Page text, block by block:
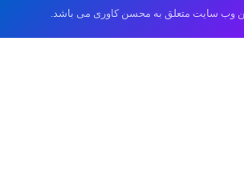
وب سایت متعلق به محسن کاوری می باشد.